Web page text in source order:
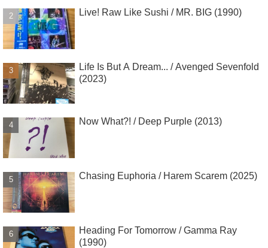
Live! Raw Like Sushi / MR. BIG (1990)
Life Is But A Dream... / Avenged Sevenfold
(2023)
Now What?! / Deep Purple (2013)
Chasing Euphoria / Harem Scarem (2025)
Heading For Tomorrow / Gamma Ray
(1990)